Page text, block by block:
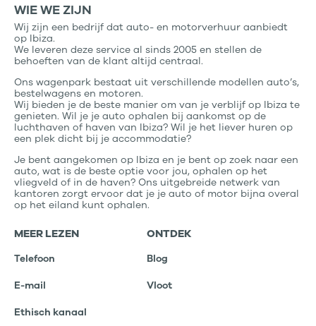
WIE WE ZIJN
Wij zijn een bedrijf dat auto- en motorverhuur aanbiedt
op Ibiza.
We leveren deze service al sinds 2005 en stellen de
behoeften van de klant altijd centraal.
Ons wagenpark bestaat uit verschillende modellen auto’s,
bestelwagens en motoren.
Wij bieden je de beste manier om van je verblijf op Ibiza te
genieten. Wil je je auto ophalen bij aankomst op de
luchthaven of haven van Ibiza? Wil je het liever huren op
een plek dicht bij je accommodatie?
Je bent aangekomen op Ibiza en je bent op zoek naar een
auto, wat is de beste optie voor jou, ophalen op het
vliegveld of in de haven? Ons uitgebreide netwerk van
kantoren zorgt ervoor dat je je auto of motor bijna overal
op het eiland kunt ophalen.
MEER LEZEN
Telefoon
E-mail
Ethisch kanaal
ONTDEK
Blog
Vloot